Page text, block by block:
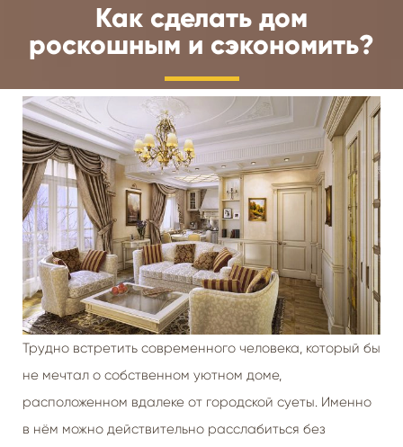
Как сделать дом
роскошным и сэкономить?
Трудно встретить современного человека, который бы
не мечтал о собственном уютном доме,
расположенном вдалеке от городской суеты. Именно
в нём можно действительно расслабиться без